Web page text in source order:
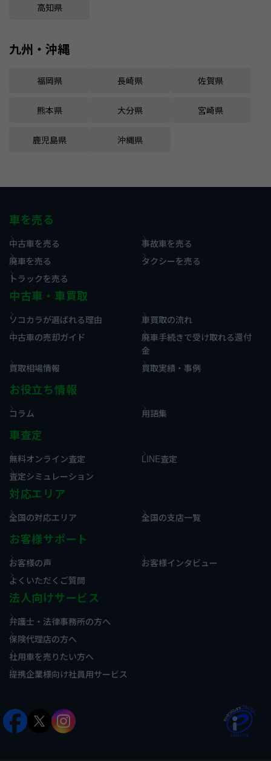
高知県
九州・沖縄
福岡県 長崎県 佐賀県
熊本県 大分県 宮崎県
鹿児島県 沖縄県
車を売る
中古車を売る
事故車を売る
廃車を売る
タクシーを売る
トラックを売る
中古車・車買取
ソコカラが選ばれる理由
車買取の流れ
中古車の売却ガイド
廃車手続きで受け取れる還付
金
買取相場情報
買取実績・事例
お役立ち情報
コラム 用語集
車査定
無料オンライン査定
LINE査定
査定シミュレーション
対応エリア
全国の対応エリア 全国の支店一覧
お客様サポート
お客様の声
お客様インタビュー
よくいただくご質問
法人向けサービス
弁護士・法律事務所の方へ
保険代理店の方へ
社用車を売りたい方へ
提携企業様向け社員用サービス